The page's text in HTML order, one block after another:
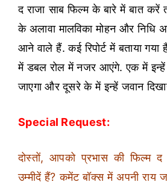
द राजा साब फिल्म के बारे में बात करें
के अलावा मालविका मोहन और निधि
आने वाले हैं. कई रिपोर्ट में बताया
में डबल रोल में नजर आएंगे. एक में इन्हें
जाएगा और दूसरे के में इन्हें जवान
Special Request:
दोस्तों, आपको प्रभास की फिल्म द
उम्मीदें हैं? कमेंट बॉक्स में अपनी राय